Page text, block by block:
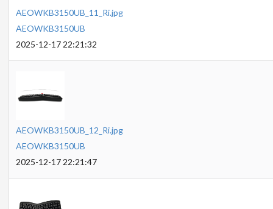
AEOWKB3150UB_11_Ri.jpg
AEOWKB3150UB
2025-12-17 22:21:32
AEOWKB3150UB_12_Ri.jpg
AEOWKB3150UB
2025-12-17 22:21:47